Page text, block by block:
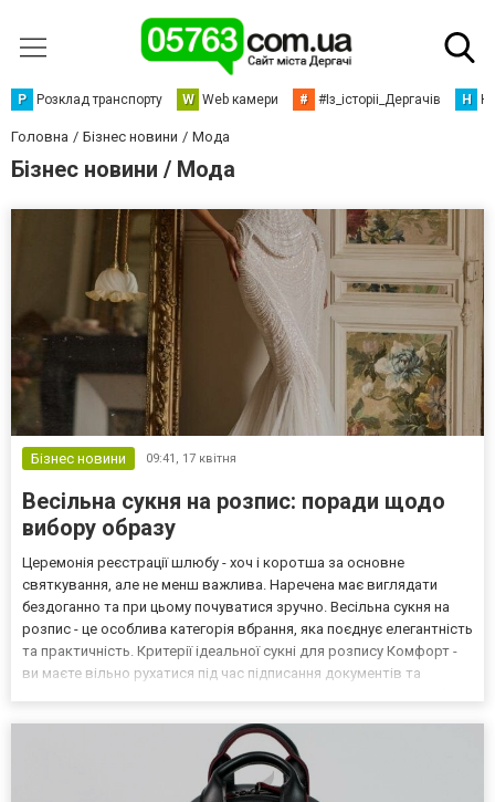
Р Розклад транспорту W Web камери # #Із_історіі_Дергачів Н
Головна Бізнес новини Мода
Бізнес новини / Мода
Бізнес новини 09:41, 17 квітня
Весільна сукня на розпис: поради щодо
вибору образу
Церемонія реєстрації шлюбу - хоч і коротша за основне
святкування, але не менш важлива. Наречена має виглядати
бездоганно та при цьому почуватися зручно. Весільна сукня на
розпис - це особлива категорія вбрання, яка поєднує елегантність
та практичність. Критерії ідеальної сукні для розпису Комфорт -
ви маєте вільно рухатися під час підписання документів та